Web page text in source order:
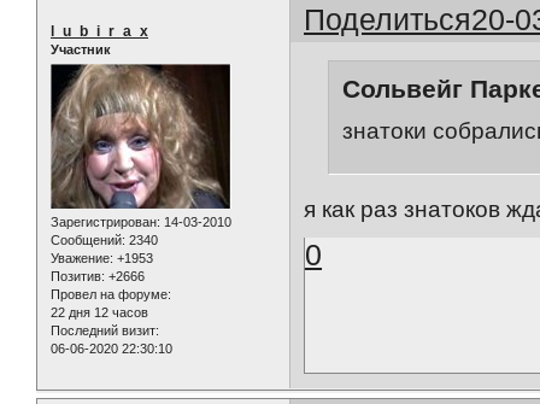
Поделиться20-
l_u_b_i_r_a_x
Участник
Зарегистрирован: 14-03-2010
Сообщений: 2340
Уважение: +1953
Позитив: +2666
Провел на форуме:
22 дня 12 часов
Последний визит:
06-06-2020 22:30:10
Сольвейг
знатоки
я как раз знатоков
0